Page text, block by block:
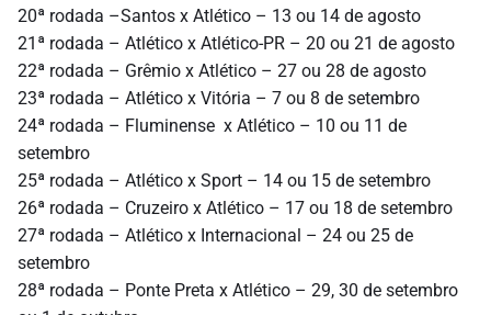
20ª rodada –Santos x Atlético – 13 ou 14 de agosto
21ª rodada – Atlético x Atlético-PR – 20 ou 21 de agosto
22ª rodada – Grêmio x Atlético – 27 ou 28 de agosto
23ª rodada – Atlético x Vitória – 7 ou 8 de setembro
24ª rodada – Fluminense x Atlético – 10 ou 11 de
setembro
25ª rodada – Atlético x Sport – 14 ou 15 de setembro
26ª rodada – Cruzeiro x Atlético – 17 ou 18 de setembro
27ª rodada – Atlético x Internacional – 24 ou 25 de
setembro
28ª rodada – Ponte Preta x Atlético – 29, 30 de setembro